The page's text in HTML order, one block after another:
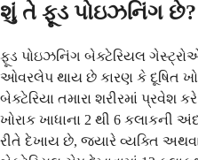
શું તે ફૂડ પોઇઝનિંગ છે?
ફૂડ પોઇઝનિંગ બેક્ટેરિયલ
ઓવરલેપ થાય છે કારણ કે દૂષિત
બેક્ટેરિયા તમારા શરીરમાં પ્રવેશ
ખોરાક ખાધાના 2 થી 6 કલાકની
રીતે દેખાય છે, જ્યારે વ્યક્તિ